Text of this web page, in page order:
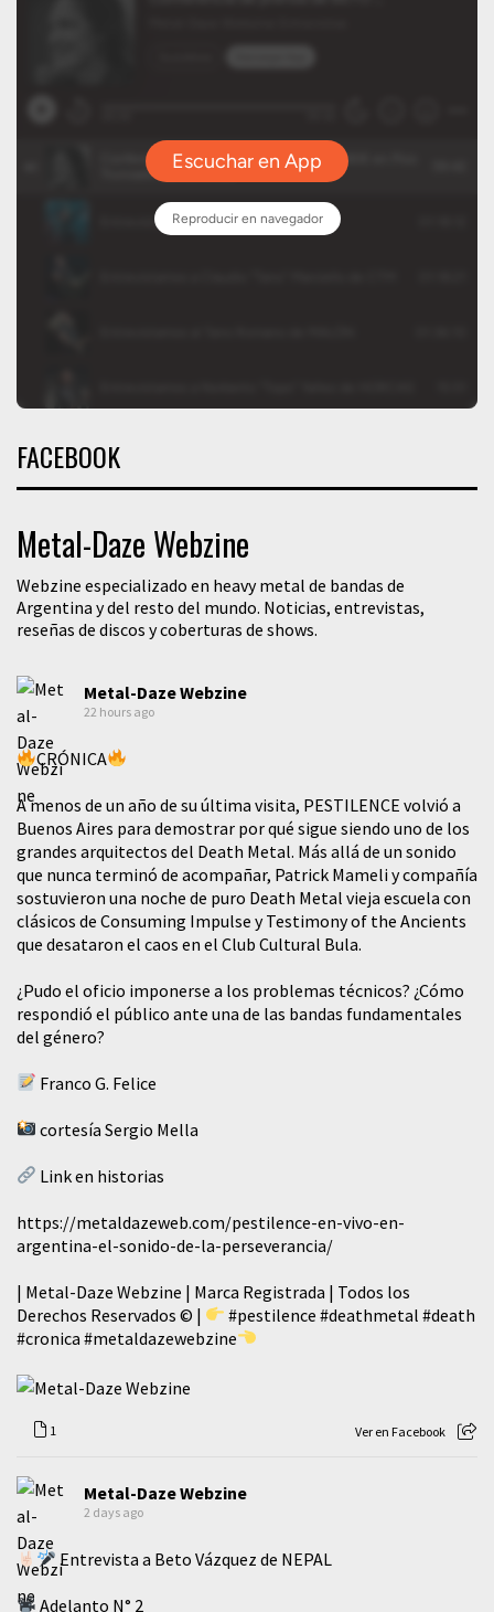
FACEBOOK
Metal-Daze Webzine
Webzine especializado en heavy metal de bandas de
Argentina y del resto del mundo. Noticias, entrevistas,
reseñas de discos y coberturas de shows.
Metal-Daze Webzine
22 hours ago
CRÓNICA
A menos de un año de su última visita, PESTILENCE volvió a
Buenos Aires para demostrar por qué sigue siendo uno de los
grandes arquitectos del Death Metal. Más allá de un sonido
que nunca terminó de acompañar, Patrick Mameli y compañía
sostuvieron una noche de puro Death Metal vieja escuela con
clásicos de Consuming Impulse y Testimony of the Ancients
que desataron el caos en el Club Cultural Bula.
¿Pudo el oficio imponerse a los problemas técnicos? ¿Cómo
respondió el público ante una de las bandas fundamentales
del género?
Franco G. Felice
cortesía Sergio Mella
Link en historias
https://metaldazeweb.com/pestilence-en-vivo-en-
argentina-el-sonido-de-la-perseverancia/
| Metal-Daze Webzine | Marca Registrada | Todos los
Derechos Reservados © |
#pestilence #deathmetal #death
#cronica #metaldazewebzine
1 Ver en Facebook
Metal-Daze Webzine
2 days ago
Entrevista a Beto Vázquez de NEPAL
Adelanto N° 2